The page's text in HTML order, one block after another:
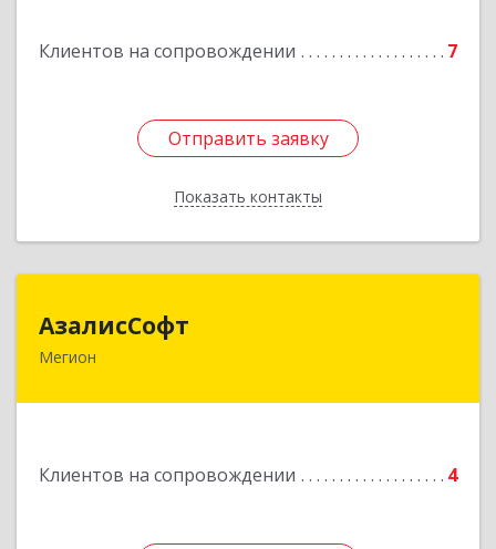
Клиентов на сопровождении 7
Отправить заявку
Показать контакты
Отправить заявку
Назад
АзалисСофт
Мегион
Клиентов на сопровождении 4
628690, Ханты-Мансийский Автономный округ
Подробнее